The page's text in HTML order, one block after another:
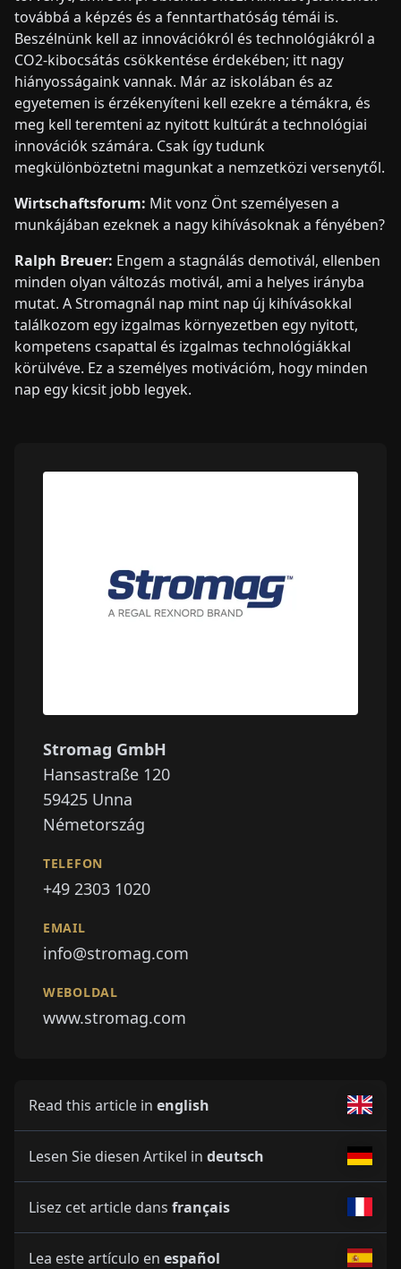
továbbá a képzés és a fenntarthatóság témái is.
Beszélnünk kell az innovációkról és technológiákról a
CO2-kibocsátás csökkentése érdekében; itt nagy
hiányosságaink vannak. Már az iskolában és az
egyetemen is érzékenyíteni kell ezekre a témákra, és
meg kell teremteni az nyitott kultúrát a technológiai
innovációk számára. Csak így tudunk
megkülönböztetni magunkat a nemzetközi versenytől.
Wirtschaftsforum: Mit vonz Önt személyesen a
munkájában ezeknek a nagy kihívásoknak a fényében?
Ralph Breuer: Engem a stagnálás demotivál, ellenben
minden olyan változás motivál, ami a helyes irányba
mutat. A Stromagnál nap mint nap új kihívásokkal
találkozom egy izgalmas környezetben egy nyitott,
kompetens csapattal és izgalmas technológiákkal
körülvéve. Ez a személyes motivációm, hogy minden
nap egy kicsit jobb legyek.
Stromag GmbH
Hansastraße 120
59425 Unna
Németország
TELEFON
+49 2303 1020
EMAIL
info@stromag.com
WEBOLDAL
www.stromag.com
Read this article in english
Lesen Sie diesen Artikel in deutsch
Lisez cet article dans français
Lea este artículo en español